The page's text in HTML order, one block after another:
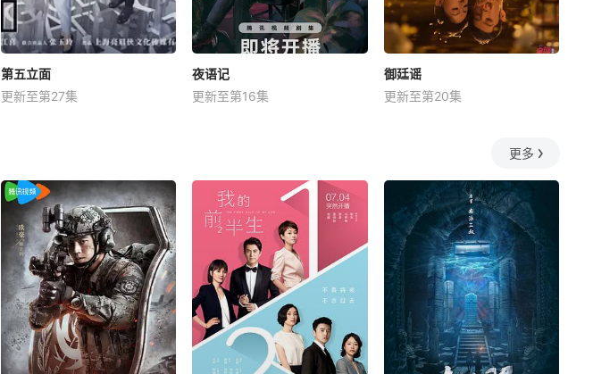
第五立面
更新至第27集
夜语记
更新至第16集
御廷谣
更新至第20集
更多